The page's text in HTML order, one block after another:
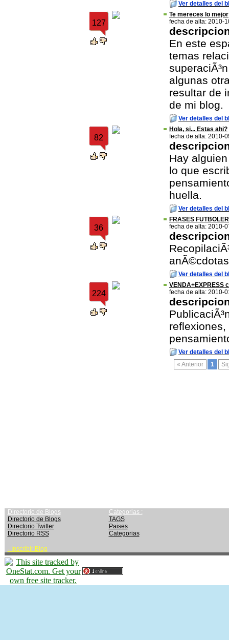
Ver detalles del
127
Te mereces lo mejor
fecha de alta: 2010-
En este
temas
algunas
resultar de
de mi blog.
Ver detalles del
82
Hola, si... Estas ahi?
fecha de alta: 2010-
Hay
lo que
huella.
Ver detalles del
36
FRASES
fecha de alta: 2010-
Ver detalles del
224
VENDA+EXPRESS
fecha de alta: 2010-
Ver detalles del
« Anterior
1
Directorio de Blogs
Directorio de Blogs
Directorio Twitter
Directorio RSS
- Inscribir Blog
Categorias :
TAGS
Paises
Categorias